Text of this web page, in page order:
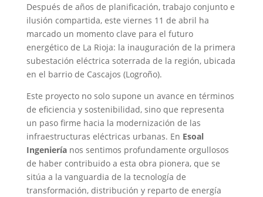
Después de años de planificación, trabajo conjunto e
ilusión compartida, este viernes 11 de abril ha
marcado un momento clave para el futuro
energético de La Rioja: la inauguración de la primera
subestación eléctrica soterrada de la región, ubicada
en el barrio de Cascajos (Logroño).
Este proyecto no solo supone un avance en términos
de eficiencia y sostenibilidad, sino que representa
un paso firme hacia la modernización de las
infraestructuras eléctricas urbanas. En Esoal
Ingenieríanos sentimos profundamente orgullosos
de haber contribuido a esta obra pionera, que se
sitúa a la vanguardia de la tecnología de
transformación, distribución y reparto de energía